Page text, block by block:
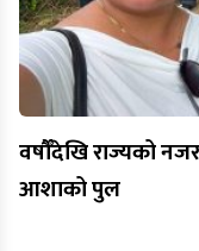
वर्षौँदेखि राज्यको
आशाको पुल